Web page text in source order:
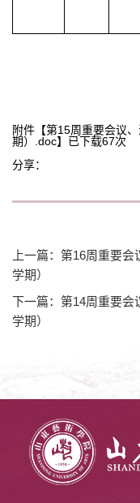
附件【第15周重要会议
期）.doc】已下载67次
分享：
上一篇：第16周重要
学期）
下一篇：第14周重要会
学期）